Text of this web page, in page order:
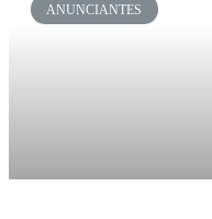
ANUNCIANTES